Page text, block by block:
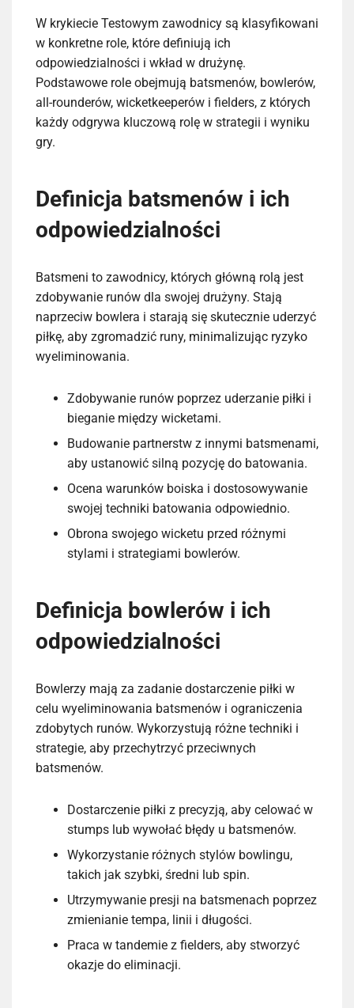
W krykiecie Testowym zawodnicy są klasyfikowani
w konkretne role, które definiują ich
odpowiedzialności i wkład w drużynę.
Podstawowe role obejmują batsmenów, bowlerów,
all-rounderów, wicketkeeperów i fielders, z których
każdy odgrywa kluczową rolę w strategii i wyniku
gry.
Definicja batsmenów i ich
odpowiedzialności
Batsmeni to zawodnicy, których główną rolą jest
zdobywanie runów dla swojej drużyny. Stają
naprzeciw bowlera i starają się skutecznie uderzyć
piłkę, aby zgromadzić runy, minimalizując ryzyko
wyeliminowania.
Zdobywanie runów poprzez uderzanie piłki i
bieganie między wicketami.
Budowanie partnerstw z innymi batsmenami,
aby ustanowić silną pozycję do batowania.
Ocena warunków boiska i dostosowywanie
swojej techniki batowania odpowiednio.
Obrona swojego wicketu przed różnymi
stylami i strategiami bowlerów.
Definicja bowlerów i ich
odpowiedzialności
Bowlerzy mają za zadanie dostarczenie piłki w
celu wyeliminowania batsmenów i ograniczenia
zdobytych runów. Wykorzystują różne techniki i
strategie, aby przechytrzyć przeciwnych
batsmenów.
Dostarczenie piłki z precyzją, aby celować w
stumps lub wywołać błędy u batsmenów.
Wykorzystanie różnych stylów bowlingu,
takich jak szybki, średni lub spin.
Utrzymywanie presji na batsmenach poprzez
zmienianie tempa, linii i długości.
Praca w tandemie z fielders, aby stworzyć
okazje do eliminacji.